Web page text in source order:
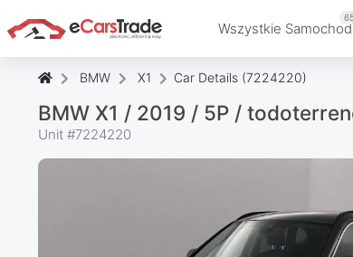
Wszystkie
BMW X1 Car Details (7224220)
BMW X1 / 2019 / 5P /
Unit #7224220